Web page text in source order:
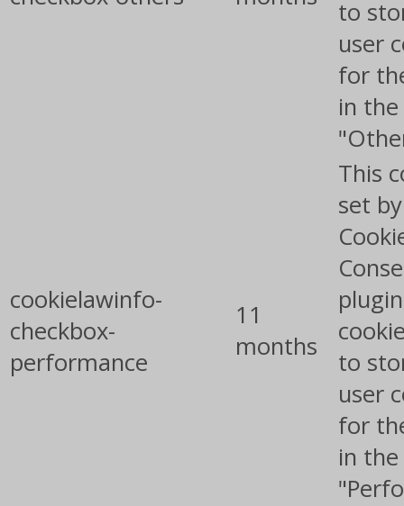
to
user
for
in
cookielawinfo-
checkbox-
performance
11
months
This
set
to
user
for
in